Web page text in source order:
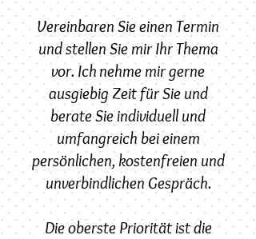
Vereinbaren Sie einen Termin
und stellen Sie mir Ihr Thema
vor. Ich nehme mir gerne
ausgiebig Zeit für Sie und
berate Sie individuell und
umfangreich bei einem
persönlichen, kostenfreien und
unverbindlichen Gespräch.
Die oberste Priorität ist die